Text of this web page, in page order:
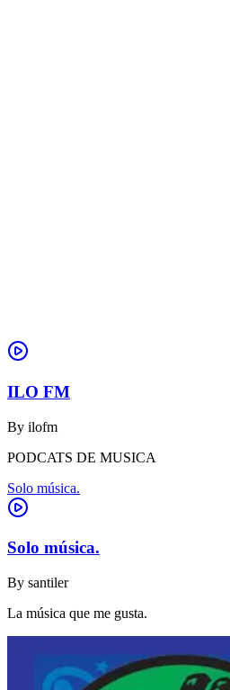
ILO FM
By ilofm
PODCATS DE MUSICA
Solo música.
Solo música.
By santiler
La música que me gusta.